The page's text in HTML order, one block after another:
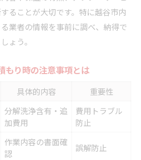
ることが大切です。特に越谷市内
業者の情報を事前に調べ、納得で
ょう。
もり時の注意事項とは
具体的内容
重要性
分解洗浄含有・追
加費用
費用トラブル
防止
作業内容の書面確
認
誤解防止